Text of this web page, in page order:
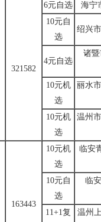
321582
6元自选
海宁
10元自
选
绍兴
4元自选
诸
10元机
选
丽水
10元机
选
温州
163443
10元机
选
临安
10元自
选
临
11+1复
温州